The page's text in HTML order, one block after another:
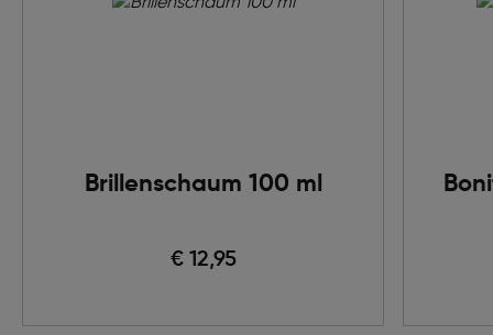
Brillenschaum 100 ml
€ 12,95